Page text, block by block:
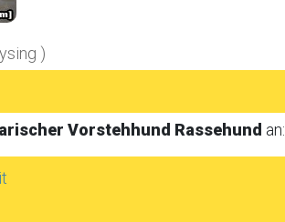
)
Vorstehhund Rassehund an: